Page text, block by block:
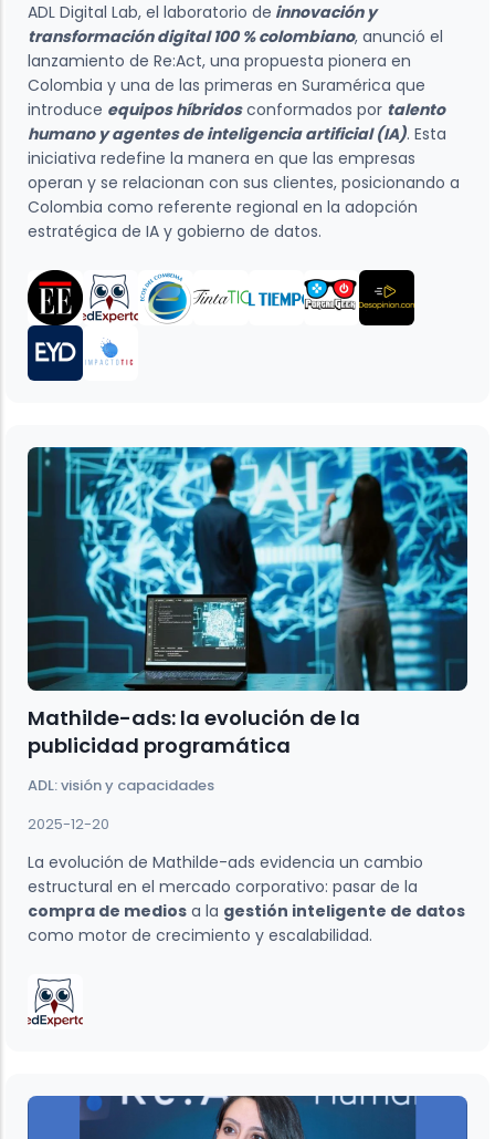
ADL Digital Lab, el laboratorio de innovación y
transformación digital 100 % colombiano, anunció el
lanzamiento de Re:Act, una propuesta pionera en
Colombia y una de las primeras en Suramérica que
introduce equipos híbridosconformados por talento
humano y agentes de inteligencia artificial (IA). Esta
iniciativa redefine la manera en que las empresas
operan y se relacionan con sus clientes, posicionando a
Colombia como referente regional en la adopción
estratégica de IA y gobierno de datos.
Mathilde-ads: la evolución de la
publicidad programática
ADL: visión y capacidades
2025-12-20
La evolución de Mathilde-ads evidencia un cambio
estructural en el mercado corporativo: pasar de la
compra de medios a la gestión inteligente de datos
como motor de crecimiento y escalabilidad.